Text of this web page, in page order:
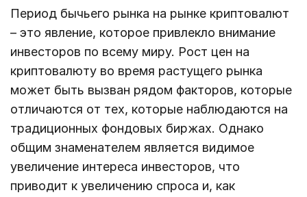
Период бычьего рынка на рынке криптовалют
– это явление, которое привлекло внимание
инвесторов по всему миру. Рост цен на
криптовалюту во время растущего рынка
может быть вызван рядом факторов, которые
отличаются от тех, которые наблюдаются на
традиционных фондовых биржах. Однако
общим знаменателем является видимое
увеличение интереса инвесторов, что
приводит к увеличению спроса и, как